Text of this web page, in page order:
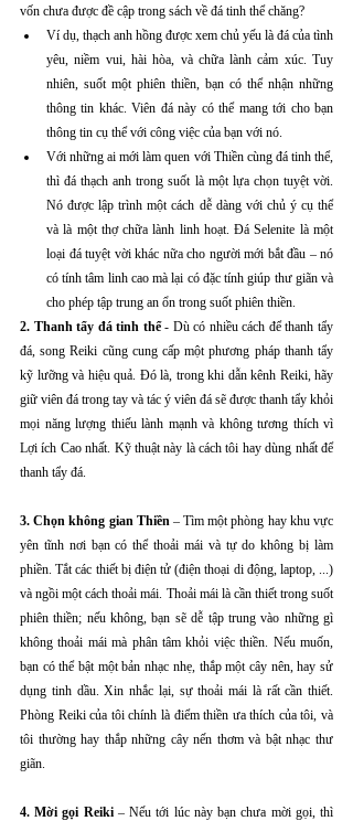
vốn chưa được đề cập trong sách về đá tinh thể chăng?
Ví dụ, thạch anh hồng được xem chủ yếu là đá của tình
yêu, niềm vui, hài hòa, và chữa lành cảm xúc. Tuy
nhiên, suốt một phiên thiền, bạn có thể nhận những
thông tin khác. Viên đá này có thể mang tới cho bạn
thông tin cụ thể với công việc của bạn với nó.
Với những ai mới làm quen với Thiền cùng đá tinh thể,
thì đá thạch anh trong suốt là một lựa chọn tuyệt vời.
Nó được lập trình một cách dễ dàng với chủ ý cụ thể
và là một thợ chữa lành linh hoạt. Đá Selenite là một
loại đá tuyệt vời khác nữa cho người mới bắt đầu – nó
có tính tâm linh cao mà lại có đặc tính giúp thư giãn và
cho phép tập trung an ổn trong suốt phiên thiền.
2. Thanh tẩy đá tinh thể - Dù có nhiều cách để thanh tẩy
đá, song Reiki cũng cung cấp một phương pháp thanh tẩy
kỹ lưỡng và hiệu quả. Đó là, trong khi dẫn kênh Reiki, hãy
giữ viên đá trong tay và tác ý viên đá sẽ được thanh tẩy khỏi
mọi năng lượng thiếu lành mạnh và không tương thích vì
Lợi ích Cao nhất. Kỹ thuật này là cách tôi hay dùng nhất để
thanh tẩy đá.
3. Chọn không gian Thiền – Tìm một phòng hay khu vực
yên tĩnh nơi bạn có thể thoải mái và tự do không bị làm
phiền. Tắt các thiết bị điện tử (điện thoại di động, laptop, ...)
và ngồi một cách thoải mái. Thoải mái là cần thiết trong suốt
phiên thiền; nếu không, bạn sẽ dễ tập trung vào những gì
không thoải mái mà phân tâm khỏi việc thiền. Nếu muốn,
bạn có thể bật một bản nhạc nhẹ, thắp một cây nên, hay sử
dụng tinh dầu. Xin nhắc lại, sự thoải mái là rất cần thiết.
Phòng Reiki của tôi chính là điểm thiền ưa thích của tôi, và
tôi thường hay thắp những cây nến thơm và bật nhạc thư
giãn.
4. Mời gọi Reiki – Nếu tới lúc này bạn chưa mời gọi, thì